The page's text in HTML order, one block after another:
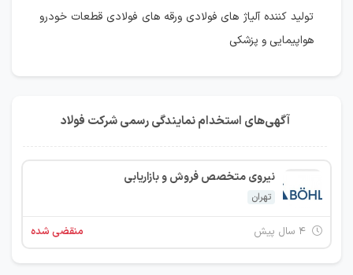
تولید کننده آلیاژ های فولادی ورقه های فولادی قطعات خودرو
هواپیمایی و پزشکی
آگهی‌های استخدام نمایندگی رسمی شرکت فولاد
نیروی متخصص فروش و بازاریابی
تهران
منقضی شده